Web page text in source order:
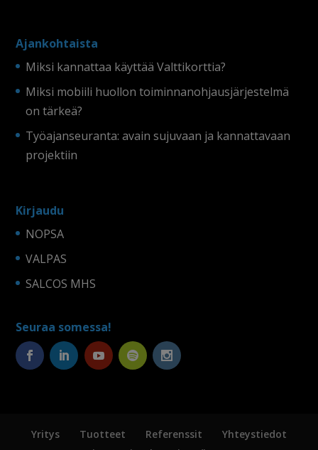
Ajankohtaista
Miksi kannattaa käyttää Valttikorttia?
Miksi mobiili huollon toiminnanohjausjärjestelmä
on tärkeä?
Työajanseuranta: avain sujuvaan ja kannattavaan
projektiin
Kirjaudu
NOPSA
VALPAS
SALCOS MHS
Seuraa somessa!
Yritys Tuotteet Referenssit
Yhteystiedot